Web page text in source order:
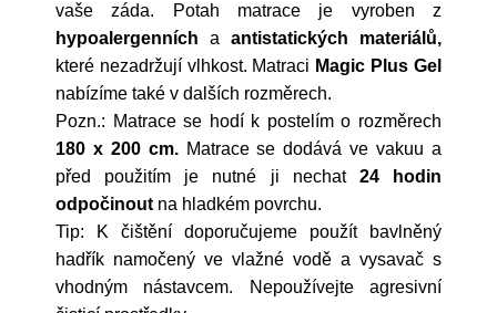
vaše záda. Potah matrace je vyroben z
hypoalergenních a antistatických materiálů,
které nezadržují vlhkost. Matraci Magic Plus Gel
nabízíme také v dalších rozměrech.
Pozn.: Matrace se hodí k postelím o rozměrech
180 x 200 cm. Matrace se dodává ve vakuu a
před použitím je nutné ji nechat 24 hodin
odpočinout na hladkém povrchu.
Tip: K čištění doporučujeme použít bavlněný
hadřík namočený ve vlažné vodě a vysavač s
vhodným nástavcem. Nepoužívejte agresivní